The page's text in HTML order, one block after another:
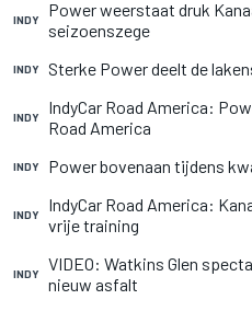
INDY
Power weerstaat druk
seizoenszege
INDY Sterke Power deelt de
INDY
IndyCar Road America:
Road America
INDY Power bovenaan tijdens
INDY
IndyCar Road America:
vrije training
INDY
VIDEO: Watkins Glen
nieuw asfalt